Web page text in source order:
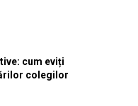
cum eviți
colegilor